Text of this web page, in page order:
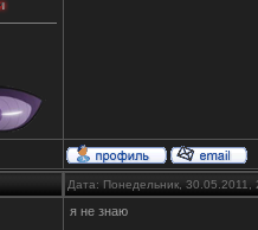
Дата: Понедельник,
я не знаю